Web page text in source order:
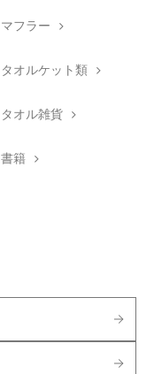
マフラー
タオルケット類
タオル雑貨
書籍